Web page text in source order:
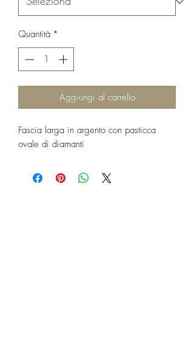
Quantità *
Aggiungi al carrello
Fascia larga in argento con pasticca
ovale di diamanti